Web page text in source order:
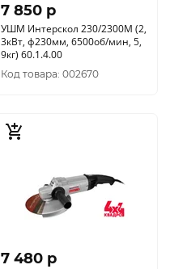
7 850 p
УШМ Интерскол 230/2300М (2,
3кВт, ф230мм, 6500об/мин, 5,
9кг) 60.1.4.00
Код товара: 002670
7 480 p